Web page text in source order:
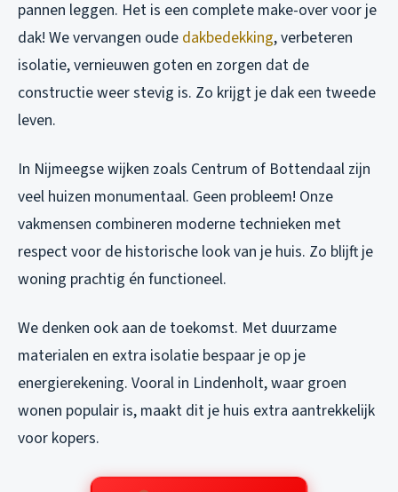
pannen leggen. Het is een complete make-over voor je
dak! We vervangen oude dakbedekking, verbeteren
isolatie, vernieuwen goten en zorgen dat de
constructie weer stevig is. Zo krijgt je dak een tweede
leven.
In Nijmeegse wijken zoals Centrum of Bottendaal zijn
veel huizen monumentaal. Geen probleem! Onze
vakmensen combineren moderne technieken met
respect voor de historische look van je huis. Zo blijft je
woning prachtig én functioneel.
We denken ook aan de toekomst. Met duurzame
materialen en extra isolatie bespaar je op je
energierekening. Vooral in Lindenholt, waar groen
wonen populair is, maakt dit je huis extra aantrekkelijk
voor kopers.